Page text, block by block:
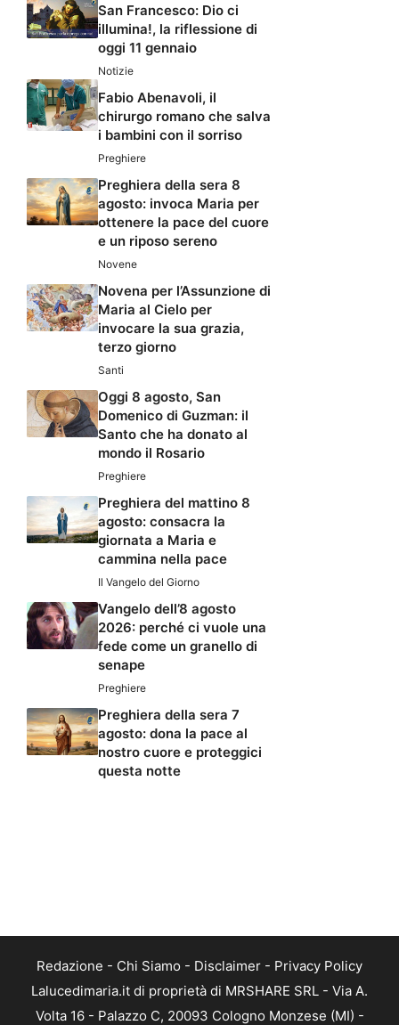
San Francesco: Dio ci
illumina!, la riflessione di
oggi 11 gennaio
Notizie
Fabio Abenavoli, il
chirurgo romano che salva
i bambini con il sorriso
Preghiere
Preghiera della sera 8
agosto: invoca Maria per
ottenere la pace del cuore
e un riposo sereno
Novene
Novena per l’Assunzione di
Maria al Cielo per
invocare la sua grazia,
terzo giorno
Santi
Oggi 8 agosto, San
Domenico di Guzman: il
Santo che ha donato al
mondo il Rosario
Preghiere
Preghiera del mattino 8
agosto: consacra la
giornata a Maria e
cammina nella pace
Il Vangelo del Giorno
Vangelo dell’8 agosto
2026: perché ci vuole una
fede come un granello di
senape
Preghiere
Preghiera della sera 7
agosto: dona la pace al
nostro cuore e proteggici
questa notte
Redazione - Chi Siamo - Disclaimer - Privacy Policy
Lalucedimaria.it di proprietà di MRSHARE SRL - Via A.
Volta 16 - Palazzo C, 20093 Cologno Monzese (MI) -